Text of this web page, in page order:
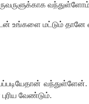
உங்களை மட்டும்
வேண்டும்.